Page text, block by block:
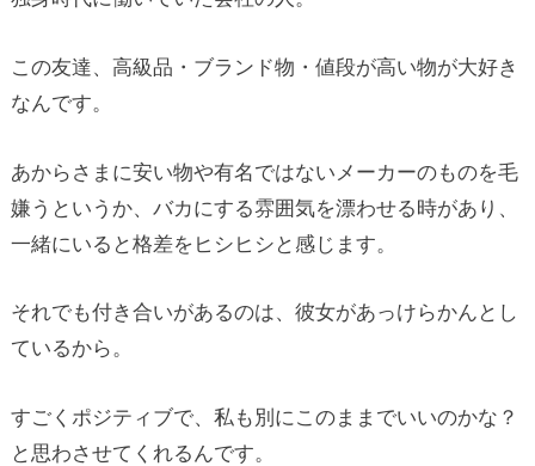
この友達、高級品・ブランド物・値段が高い物が大好き
なんです。
あからさまに安い物や有名ではないメーカーのものを毛
嫌うというか、バカにする雰囲気を漂わせる時があり、
一緒にいると格差をヒシヒシと感じます。
それでも付き合いがあるのは、彼女があっけらかんとし
ているから。
すごくポジティブで、私も別にこのままでいいのかな？
と思わさせてくれるんです。